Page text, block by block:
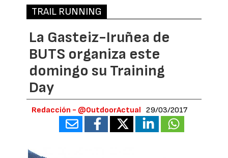
TRAIL RUNNING
La Gasteiz-Iruñea de
BUTS organiza este
domingo su Training
Day
Redacción - @OutdoorActual 29/03/2017